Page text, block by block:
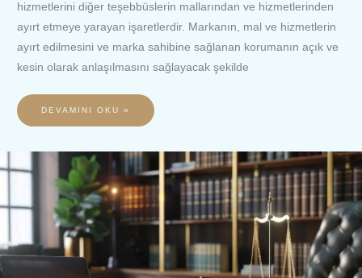
hizmetlerini diğer teşebbüslerin mallarından ve hizmetlerinden
ayırt etmeye yarayan işaretlerdir. Markanın, mal ve hizmetlerin
ayırt edilmesini ve marka sahibine sağlanan korumanın açık ve
kesin olarak anlaşılmasını sağlayacak şekilde
DEVAMINI OKU »
YAPAY
PATENTLENMESI